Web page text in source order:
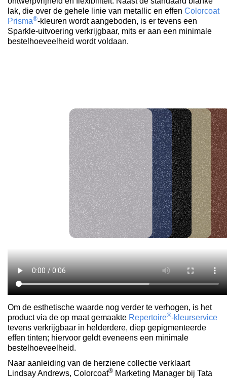
lak, die over de gehele linie van metallic en effen Colorcoat
Prisma®-kleuren wordt aangeboden, is er tevens een
Sparkle-uitvoering verkrijgbaar, mits er aan een minimale
bestelhoeveelheid wordt voldaan.
Om de esthetische waarde nog verder te verhogen, is het
product via de op maat gemaakte Repertoire®-kleurservice
tevens verkrijgbaar in helderdere, diep gepigmenteerde
effen tinten; hiervoor geldt eveneens een minimale
bestelhoeveelheid.
Naar aanleiding van de herziene collectie verklaart
Lindsay Andrews, Colorcoat® Marketing Manager bij Tata